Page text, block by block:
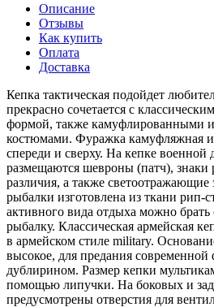
Описание
Отзывы
Как купить
Оплата
Доставка
Кепка тактическая подойдет
прекрасно сочетается с
формой, также камуфлированными
костюмами. Фуражка камуфляжная
спереди и сверху. На кепке
размещаются шевроны (патч), знаки
различия, а также
рыбалки изготовлена из ткани рип-
активного вида отдыха можно брать
рыбалку. Классическая армейская
в армейском стиле military.
высокое, для предания
дублирином. Размер кепки
помощью липучки. На боковых и
предусмотрены отверстия для